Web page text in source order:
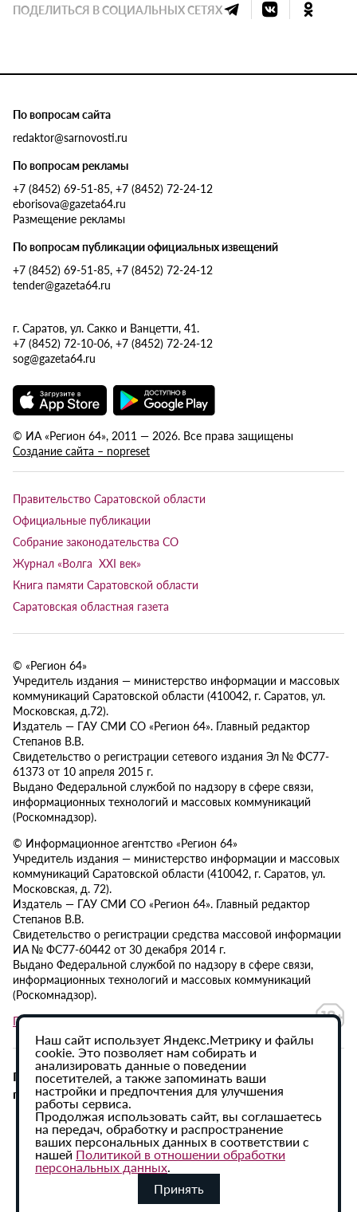
ПОДЕЛИТЬСЯ В СОЦИАЛЬНЫХ СЕТЯХ
По вопросам сайта
redaktor@sarnovosti.ru
По вопросам рекламы
+7 (8452) 69-51-85, +7 (8452) 72-24-12
eborisova@gazeta64.ru
Размещение рекламы
По вопросам публикации официальных извещений
+7 (8452) 69-51-85, +7 (8452) 72-24-12
tender@gazeta64.ru
г. Саратов, ул. Сакко и Ванцетти, 41.
+7 (8452) 72-10-06, +7 (8452) 72-24-12
sog@gazeta64.ru
© ИА «Регион 64», 2011 — 2026. Все права защищены
Создание сайта – nopreset
Правительство Саратовской области
Официальные публикации
Собрание законодательства СО
Журнал «Волга XXI век»
Книга памяти Саратовской области
Саратовская областная газета
© «Регион 64»
Учредитель издания — министерство информации и массовых
коммуникаций Саратовской области (410042, г. Саратов, ул.
Московская, д.72).
Издатель — ГАУ СМИ СО «Регион 64». Главный редактор
Степанов В.В.
Свидетельство о регистрации сетевого издания Эл № ФС77-
61373 от 10 апреля 2015 г.
Выдано Федеральной службой по надзору в сфере связи,
информационных технологий и массовых коммуникаций
(Роскомнадзор).
© Информационное агентство «Регион 64»
Учредитель издания — министерство информации и массовых
коммуникаций Саратовской области (410042, г. Саратов, ул.
Московская, д. 72).
Издатель — ГАУ СМИ СО «Регион 64». Главный редактор
Степанов В.В.
Свидетельство о регистрации средства массовой информации
ИА № ФС77-60442 от 30 декабря 2014 г.
Выдано Федеральной службой по надзору в сфере связи,
информационных технологий и массовых коммуникаций
(Роскомнадзор).
Политика в отношении обработки персональных данных
При использовании материалов сайта активная
гиперссылка на ИА «Регион 64» обязательна.
Наш сайт использует Яндекс.Метрику и файлы
cookie. Это позволяет нам собирать и
анализировать данные о поведении
посетителей, а также запоминать ваши
настройки и предпочтения для улучшения
работы сервиса.
Продолжая использовать сайт, вы соглашаетесь
на передач, обработку и распространение
ваших персональных данных в соответствии с
нашей Политикой в отношении обработки
персональных данных.
Принять